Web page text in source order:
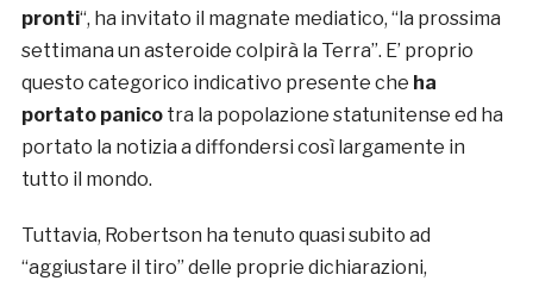
pronti“, ha invitato il magnate mediatico, “la prossima
settimana un asteroide colpirà la Terra”. E’ proprio
questo categorico indicativo presente che ha
portato panicotra la popolazione statunitense ed ha
portato la notizia a diffondersi così largamente in
tutto il mondo.
Tuttavia, Robertson ha tenuto quasi subito ad
“aggiustare il tiro” delle proprie dichiarazioni,